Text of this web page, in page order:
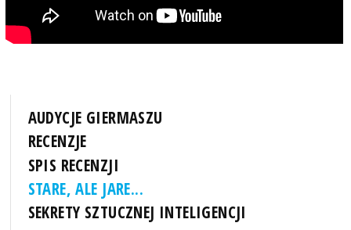
AUDYCJE GIERMASZU
RECENZJE
SPIS RECENZJI
STARE, ALE JARE...
SEKRETY SZTUCZNEJ INTELIGENCJI